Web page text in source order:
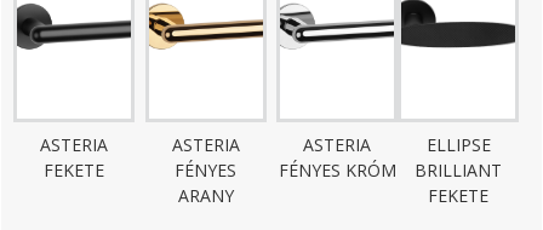
ASTERIA
FEKETE
ASTERIA
FÉNYES
ARANY
ASTERIA
FÉNYES KRÓM
ELLIPSE
BRILLIANT
FEKETE